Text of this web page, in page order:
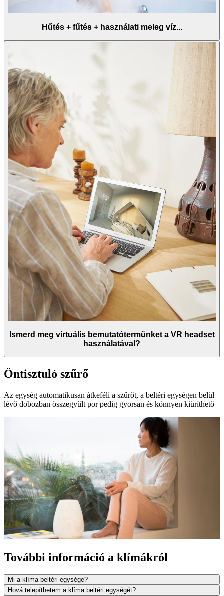
Hűtés + fűtés + használati meleg víz...
Ismerd meg virtuális bemutatótermünket a VR headset
használatával?
Öntisztuló szűrő
Az egység automatikusan átkeféli a szűrőt, a beltéri egységen belül
lévő dobozban összegyűlt por pedig gyorsan és könnyen kiüríthető
További információ a klímákról
Mi a klíma beltéri egysége?
Hová telepíthetem a klíma beltéri egységét?